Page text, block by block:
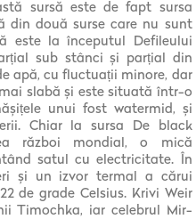
sursă este de fapt sursa
din două surse care nu sunt
este la începutul Defileului
sub stânci și parțial din
apă, cu fluctuații minore, dar
slabă și este situată într-o
unui fost watermid, și
Chiar la sursa De black
război mondial, o mică
satul cu electricitate. În
și un izvor termal a cărui
de grade Celsius. Krivi Weir
Timochka, iar celebrul Mir-